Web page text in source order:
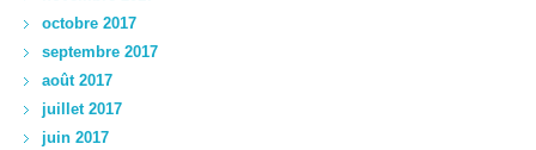
octobre 2017
septembre 2017
août 2017
juillet 2017
juin 2017